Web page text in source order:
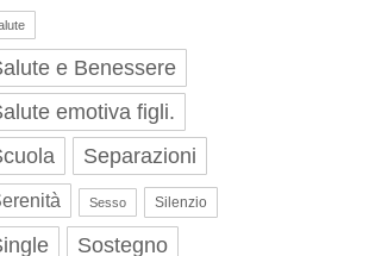
e Benessere
emotiva figli.
Separazioni
Sesso Silenzio
Sostegno